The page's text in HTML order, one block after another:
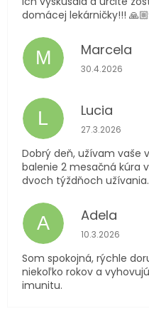
domácej lekárničky!!!
M Marcela
Hodnotenie
30.4.2026
L Lucia
Hodnotenie
27.3.2026
Dobrý deň, užívam vaše
balenie 2 mesačná kúra
dvoch týždňoch užívania.
A Adela
Hodnotenie
10.3.2026
Som spokojná, rýchle
niekoľko rokov a
imunitu.